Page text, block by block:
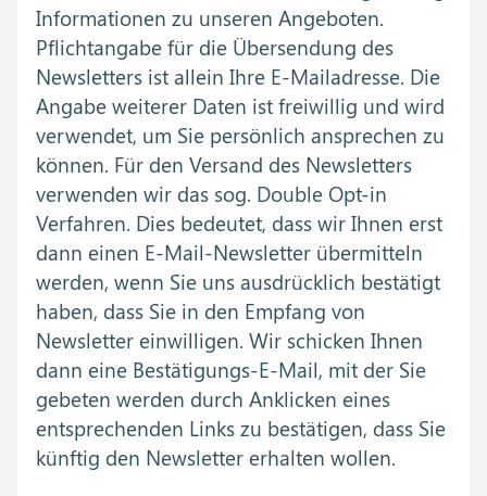
Informationen zu unseren Angeboten.
Pflichtangabe für die Übersendung des
Newsletters ist allein Ihre E-Mailadresse. Die
Angabe weiterer Daten ist freiwillig und wird
verwendet, um Sie persönlich ansprechen zu
können. Für den Versand des Newsletters
verwenden wir das sog. Double Opt-in
Verfahren. Dies bedeutet, dass wir Ihnen erst
dann einen E-Mail-Newsletter übermitteln
werden, wenn Sie uns ausdrücklich bestätigt
haben, dass Sie in den Empfang von
Newsletter einwilligen. Wir schicken Ihnen
dann eine Bestätigungs-E-Mail, mit der Sie
gebeten werden durch Anklicken eines
entsprechenden Links zu bestätigen, dass Sie
künftig den Newsletter erhalten wollen.